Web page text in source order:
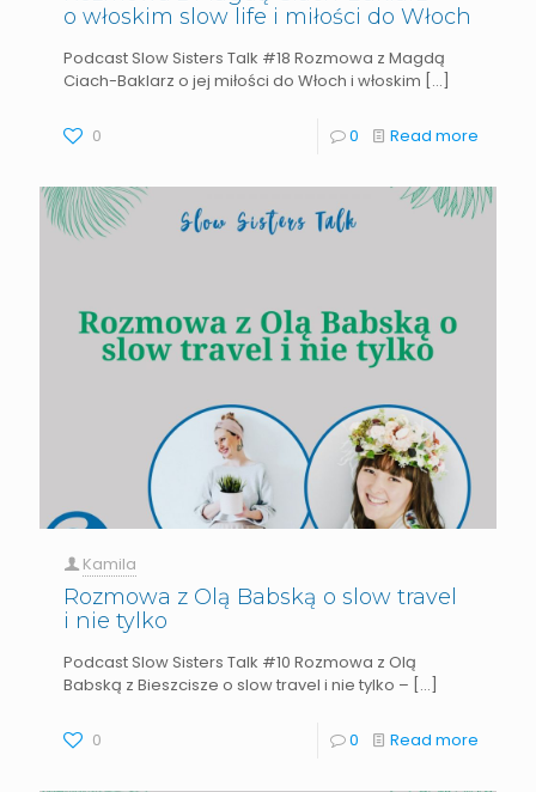
o włoskim slow life i miłości do Włoch
Podcast Slow Sisters Talk #18 Rozmowa z Magdą
Ciach-Baklarz o jej miłości do Włoch​ i włoskim […]
0 0 Read more
Kamila
Rozmowa z Olą Babską o slow travel
i nie tylko
Podcast Slow Sisters Talk #10 Rozmowa z Olą
Babską z Bieszcisze o slow travel i nie tylko – […]
0 0 Read more